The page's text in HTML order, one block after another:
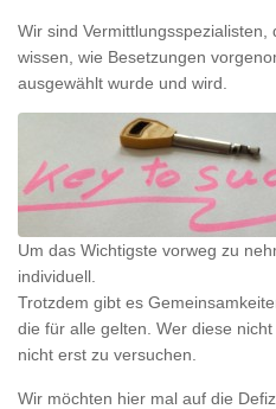
Wir sind
wissen, wie Besetzungen
ausgewählt wurde und wird.
Um das Wichtigste vorweg zu
individuell.
Trotzdem gibt es
die für alle gelten. Wer diese
nicht erst zu versuchen.
Wir möchten hier mal auf die